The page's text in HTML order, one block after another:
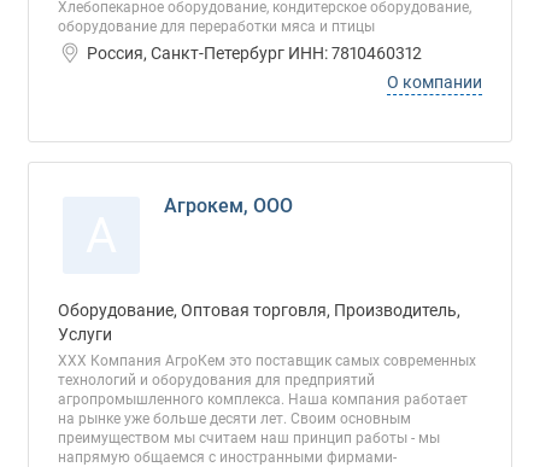
Хлебопекарное оборудование, кондитерское оборудование,
оборудование для переработки мяса и птицы
Россия, Санкт-Петербург ИНН: 7810460312
О компании
Агрокем, ООО
Оборудование, Оптовая торговля, Производитель,
Услуги
ХХХ Компания АгроКем это поставщик самых современных
технологий и оборудования для предприятий
агропромышленного комплекса. Наша компания работает
на рынке уже больше десяти лет. Своим основным
преимуществом мы считаем наш принцип работы - мы
напрямую общаемся с иностранными фирмами-